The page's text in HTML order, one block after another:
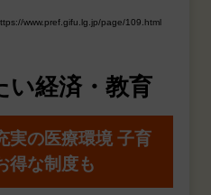
www.pref.gifu.lg.jp/page/109.html
い経済・教育
実の医療環境子育
得な制度も